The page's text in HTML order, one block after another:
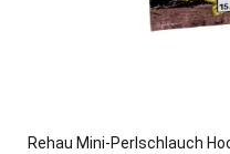
Rehau Mini-Perlschlauch